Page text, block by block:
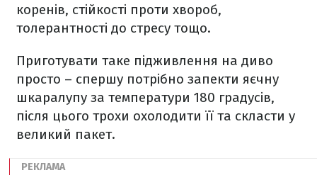
коренів, стійкості проти хвороб,
толерантності до стресу тощо.
Приготувати таке підживлення на диво
просто – спершу потрібно запекти яєчну
шкаралупу за температури 180 градусів,
після цього трохи охолодити її та скласти у
великий пакет.